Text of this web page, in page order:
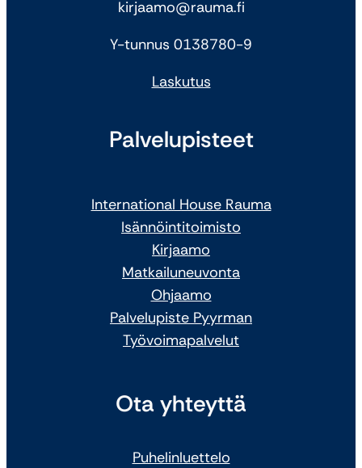
kirjaamo@rauma.fi
Y-tunnus 0138780-9
Laskutus
Palvelupisteet
International House Rauma
Isännöintitoimisto
Kirjaamo
Matkailuneuvonta
Ohjaamo
Palvelupiste Pyyrman
Työvoimapalvelut
Ota yhteyttä
Puhelinluettelo